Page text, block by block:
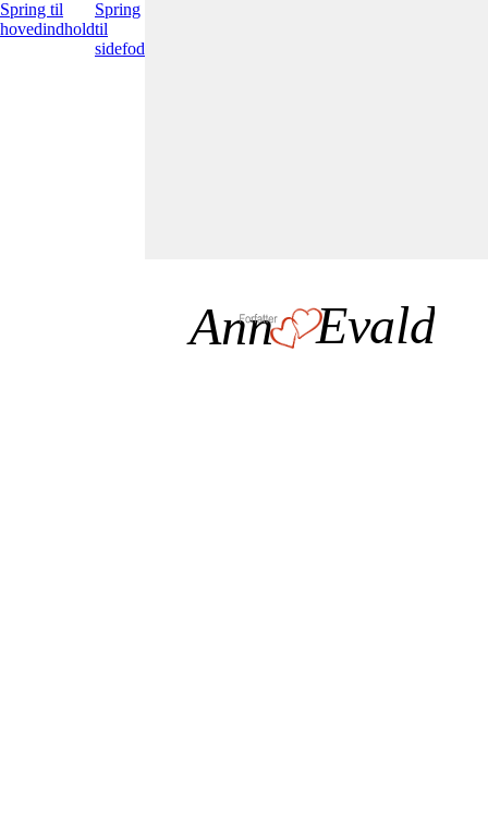
Spring til
hovedindhold
Spring
til
sidefod
Evald
Ann